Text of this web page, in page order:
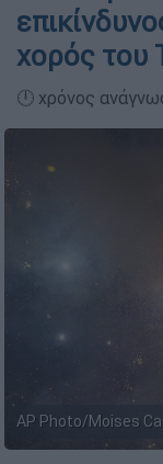
χορός του
🕛 χρόνος
AP Photo/Moises